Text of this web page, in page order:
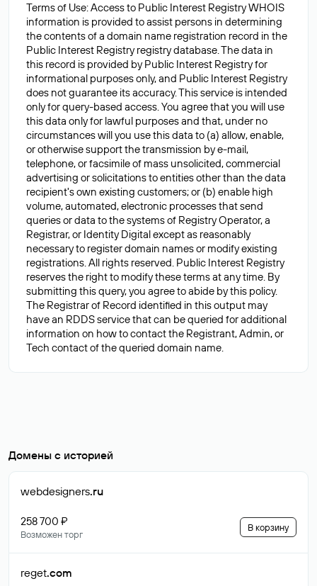
Terms of Use: Access to Public Interest Registry WHOIS
information is provided to assist persons in determining
the contents of a domain name registration record in the
Public Interest Registry registry database. The data in
this record is provided by Public Interest Registry for
informational purposes only, and Public Interest Registry
does not guarantee its accuracy. This service is intended
only for query-based access. You agree that you will use
this data only for lawful purposes and that, under no
circumstances will you use this data to (a) allow, enable,
or otherwise support the transmission by e-mail,
telephone, or facsimile of mass unsolicited, commercial
advertising or solicitations to entities other than the data
recipient's own existing customers; or (b) enable high
volume, automated, electronic processes that send
queries or data to the systems of Registry Operator, a
Registrar, or Identity Digital except as reasonably
necessary to register domain names or modify existing
registrations. All rights reserved. Public Interest Registry
reserves the right to modify these terms at any time. By
submitting this query, you agree to abide by this policy.
The Registrar of Record identified in this output may
have an RDDS service that can be queried for additional
information on how to contact the Registrant, Admin, or
Домены с историей
webdesigners.ru
258 700 ₽
Возможен торг
В корзину
reget.com